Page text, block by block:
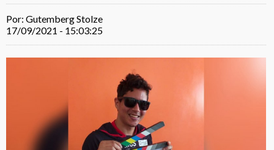
Por: Gutemberg Stolze
17/09/2021 - 15:03:25